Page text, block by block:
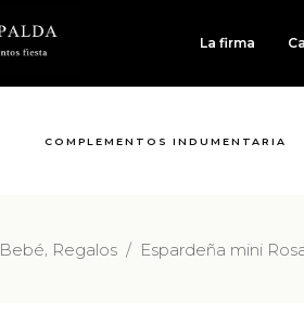
La firma
COMPLEMENTOS INDUMENTARIA
Bebé Regalos / Espardeña mini